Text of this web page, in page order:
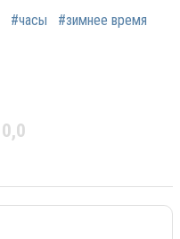
#часы #зимнее время
0,0